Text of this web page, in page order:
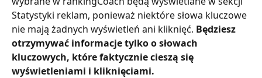
Statystyki reklam, ponieważ niektóre słowa kluczowe
nie mają żadnych wyświetleń ani kliknięć. Będziesz
otrzymywać informacje tylko o słowach
kluczowych, które faktycznie cieszą się
wyświetleniami i kliknięciami.